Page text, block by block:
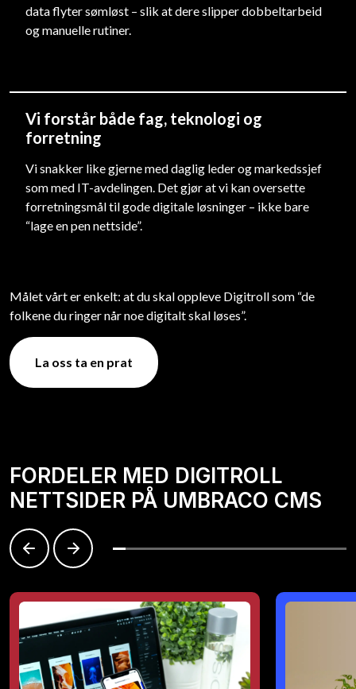
data flyter sømløst – slik at dere slipper dobbeltarbeid
og manuelle rutiner.
Vi forstår både fag, teknologi og
forretning
Vi snakker like gjerne med daglig leder og markedssjef
som med IT-avdelingen. Det gjør at vi kan oversette
forretningsmål til gode digitale løsninger – ikke bare
“lage en pen nettside”.
Målet vårt er enkelt: at du skal oppleve Digitroll som “de
folkene du ringer når noe digitalt skal løses”.
La oss ta en prat
FORDELER MED DIGITROLL
NETTSIDER PÅ UMBRACO CMS